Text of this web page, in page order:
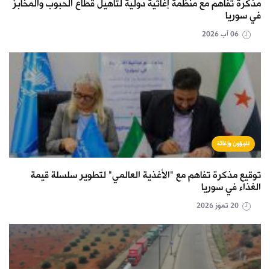
مذكرة تفاهم مع منظمة إغاثية دولية لتأهيل قطاع الحبوب والمخابز
في سوريا
لاجؤون وإغاثة
توقيع مذكرة تفاهم مع "الأغذية العالمي" لتطوير سلسلة قيمة
الغذاء في سوريا